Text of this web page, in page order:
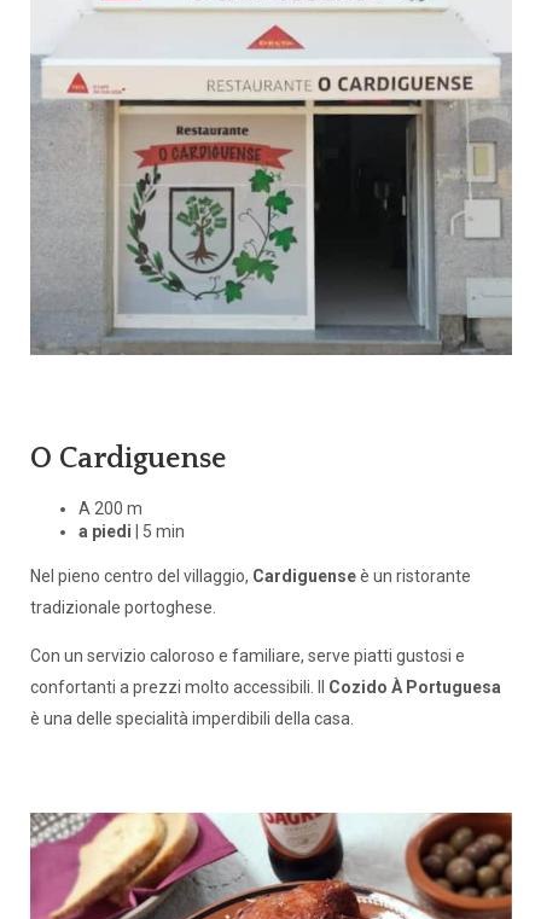
O Cardiguense
A 200 m
a piedi
| 5 min
Nel pieno centro del villaggio, Cardiguenseè un ristorante
tradizionale portoghese.
Con un servizio caloroso e familiare, serve piatti gustosi e
confortanti a prezzi molto accessibili. Il Cozido À Portuguesa
è una delle specialità imperdibili della casa.